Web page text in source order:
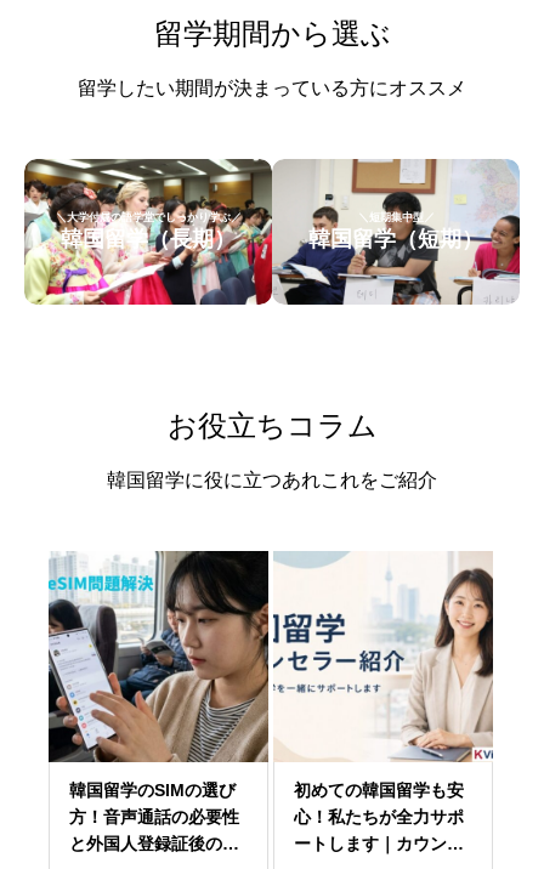
留学期間から選ぶ
留学したい期間が決まっている方にオススメ
＼大学付属の語学堂でしっかり学ぶ／
韓国留学（長期）
＼短期集中型／
韓国留学（短期）
お役立ちコラム
韓国留学に役に立つあれこれをご紹介